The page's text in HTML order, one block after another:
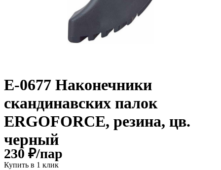
E-0677 Наконечники
скандинавских палок
ERGOFORCE, резина, цв.
черный
230 ₽/пар
Купить в 1 клик